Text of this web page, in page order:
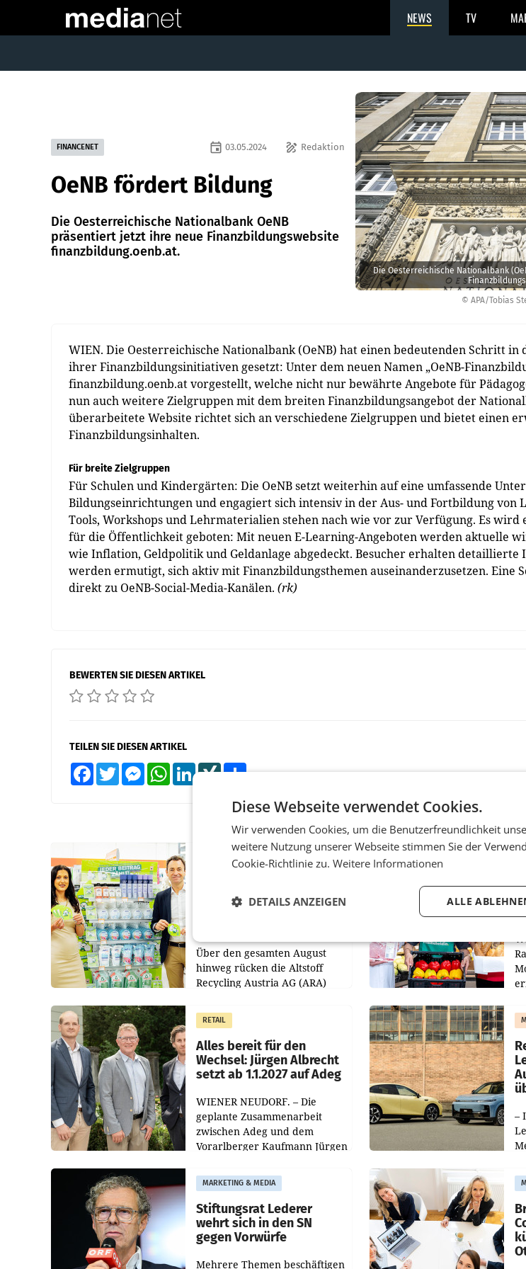
NEWS TV
© APA/Tobias
Die Oesterreichische Nationalbank
FINANCENET draw Redaktion
event 03.05.2024
OeNB fördert Bildung
Die Oesterreichische Nationalbank OeNB
präsentiert jetzt ihre neue Finanzbildungswebsite
finanzbildung.oenb.at.
WIEN. Die Oesterreichische Nationalbank (OeNB) hat einen bedeutenden Schritt
ihrer Finanzbildungsinitiativen gesetzt: Unter dem neuen Namen „OeNB-
finanzbildung.oenb.at vorgestellt, welche nicht nur bewährte Angebote für
nun auch weitere Zielgruppen mit dem breiten Finanzbildungsangebot der
überarbeitete Website richtet sich an verschiedene Zielgruppen und bietet einen
Finanzbildungsinhalten.
Für breite Zielgruppen
Für Schulen und Kindergärten: Die OeNB setzt weiterhin auf eine umfassende
Bildungseinrichtungen und engagiert sich intensiv in der Aus- und Fortbildung von
Tools, Workshops und Lehrmaterialien stehen nach wie vor zur Verfügung. Es
für die Öffentlichkeit geboten: Mit neuen E-Learning-Angeboten werden aktuelle
wie Inflation, Geldpolitik und Geldanlage abgedeckt. Besucher erhalten
werden ermutigt, sich aktiv mit Finanzbildungsthemen auseinanderzusetzen. Eine
direkt zu OeNB-So­cial-Media-Kanälen. (rk)
BEWERTEN SIE DIESEN ARTIKEL
TEILEN SIE DIESEN ARTIKEL
FacebookTwitter MessengerWhatsAppLinkedInXING
Zirkularität: ARA und
Müller informieren am
Kreislauffähigkeit
Über den gesamten August
hinweg rücken die Altstoff
Recycling Austria AG (ARA)
Müller die Initiative „Kreislauf-
Helden“ in allen
österreichischen Müller-Filialen
RETAIL
Alles bereit für den
Wechsel: Jürgen Albrecht
setzt ab 1.1.2027 auf Adeg
WIENER NEUDORF. – Die
geplante Zusammenarbeit
zwischen Adeg und dem
Vorarlberger Kaufmann Jürgen
freigegeben: Die
Bundeswettbewerbsbehörde
und der Bundeskartellanwalt
–
MARKETING & MEDIA
Stiftungsrat Lederer
wehrt sich in den SN
gegen Vorwürfe
Mehrere Themen beschäftigen
Diese Webseite verwendet Cookies.
Wir verwenden Cookies, um die Benutzerfreundlichkeit
weitere Nutzung unserer Webseite stimmen Sie der
Cookie-Richtlinie zu. Weitere Informationen
ALLE
DETAILS ANZEIGEN